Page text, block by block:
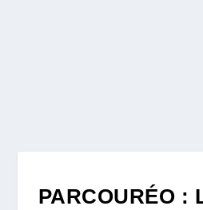
PARCOURÉO :